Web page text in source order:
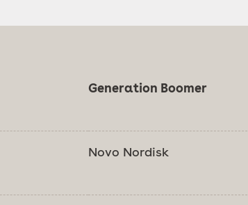
Generation Boomer
Novo Nordisk